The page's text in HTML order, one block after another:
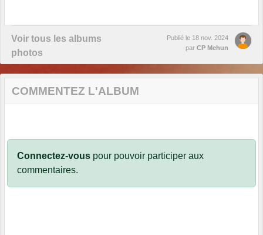
Voir tous les albums
photos
Publié le 18 nov. 2024
par CP Mehun
COMMENTEZ L'ALBUM
Connectez-vous pour pouvoir participer aux
commentaires.